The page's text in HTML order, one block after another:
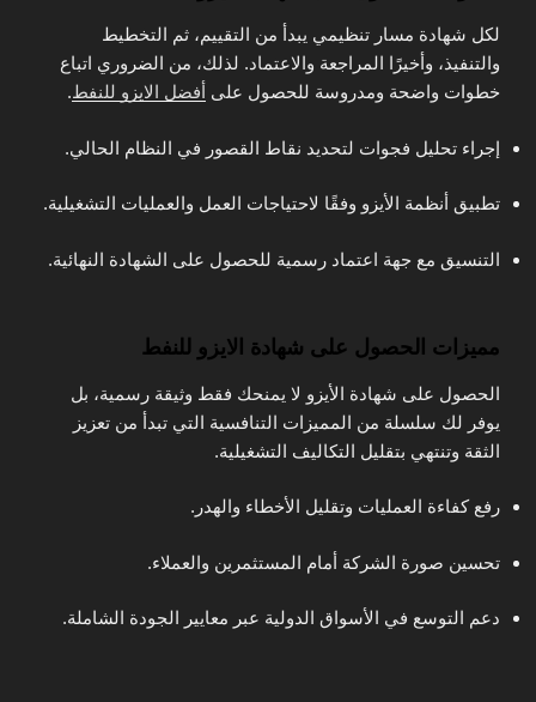
لكل شهادة مسار تنظيمي يبدأ من التقييم، ثم التخطيط
والتنفيذ، وأخيرًا المراجعة والاعتماد. لذلك، من الضروري اتباع
خطوات واضحة ومدروسة للحصول على أفضل الايزو للنفط.
إجراء تحليل فجوات لتحديد نقاط القصور في النظام الحالي.
تطبيق أنظمة الأيزو وفقًا لاحتياجات العمل والعمليات التشغيلية.
التنسيق مع جهة اعتماد رسمية للحصول على الشهادة النهائية.
مميزات الحصول على شهادة الايزو للنفط
الحصول على شهادة الأيزو لا يمنحك فقط وثيقة رسمية، بل
يوفر لك سلسلة من المميزات التنافسية التي تبدأ من تعزيز
الثقة وتنتهي بتقليل التكاليف التشغيلية.
رفع كفاءة العمليات وتقليل الأخطاء والهدر.
تحسين صورة الشركة أمام المستثمرين والعملاء.
دعم التوسع في الأسواق الدولية عبر معايير الجودة الشاملة.